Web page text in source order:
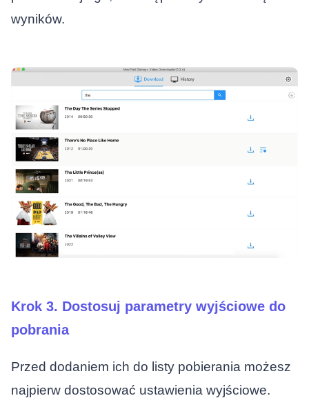
wyników.
Krok 3. Dostosuj parametry wyjściowe do
pobrania
Przed dodaniem ich do listy pobierania możesz
najpierw dostosować ustawienia wyjściowe.